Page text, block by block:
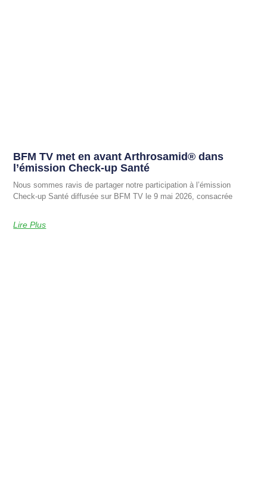
BFM TV met en avant Arthrosamid® dans
l’émission Check-up Santé
Nous sommes ravis de partager notre participation à l’émission
Check-up Santé diffusée sur BFM TV le 9 mai 2026, consacrée
Lire Plus